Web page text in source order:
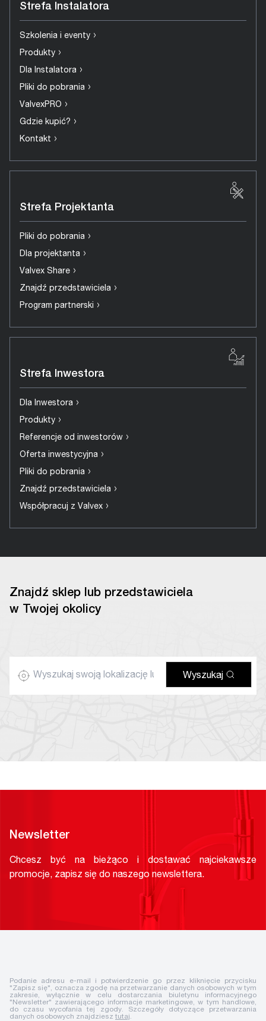
Strefa Instalatora
Szkolenia i eventy ›
Produkty ›
Dla Instalatora ›
Pliki do pobrania ›
ValvexPRO ›
Gdzie kupić? ›
Kontakt ›
Strefa Projektanta
Pliki do pobrania ›
Dla projektanta ›
Valvex Share ›
Znajdź przedstawiciela ›
Program partnerski ›
Strefa Inwestora
Dla Inwestora ›
Produkty ›
Referencje od inwestorów ›
Oferta inwestycyjna ›
Pliki do pobrania ›
Znajdź przedstawiciela ›
Współpracuj z Valvex ›
Znajdź sklep lub przedstawiciela
w Twojej okolicy
Wyszukaj
Newsletter
Chcesz być na bieżąco i dostawać najciekawsze
promocje, zapisz się do naszego newslettera.
Podanie adresu e-mail i potwierdzenie go przez kliknięcie przycisku
"Zapisz się", oznacza zgodę na przetwarzanie danych osobowych w tym
zakresie, wyłącznie w celu dostarczania biuletynu informacyjnego
"Newsletter" zawierającego informacje marketingowe, w tym handlowe,
do czasu wycofania tej zgody. Szczegóły dotyczące przetwarzania
danych osobowych znajdziesz tutaj.